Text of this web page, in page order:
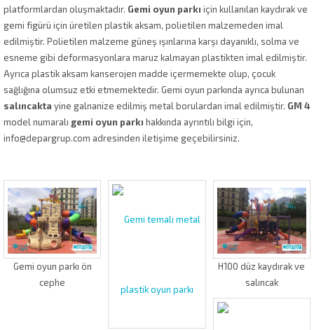
platformlardan oluşmaktadır. Gemi oyun parkı için kullanılan kaydırak ve
gemi figürü için üretilen plastik aksam, polietilen malzemeden imal
edilmiştir. Polietilen malzeme güneş ışınlarına karşı dayanıklı, solma ve
esneme gibi deformasyonlara maruz kalmayan plastikten imal edilmiştir.
Ayrıca plastik aksam kanserojen madde içermemekte olup, çocuk
sağlığına olumsuz etki etmemektedir. Gemi oyun parkında ayrıca bulunan
salıncakta yine galnanize edilmiş metal borulardan imal edilmiştir. GM 4
model numaralı gemi oyun parkı hakkında ayrıntılı bilgi için,
info@depargrup.com adresinden iletişime geçebilirsiniz.
Gemi oyun parkı ön
cephe
H100 düz kaydırak ve
salıncak